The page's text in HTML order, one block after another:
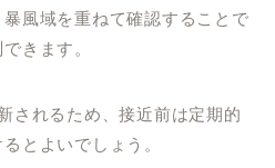
風域を重ねて確認することで
きます。
されるため、接近前は定期的
とよいでしょう。